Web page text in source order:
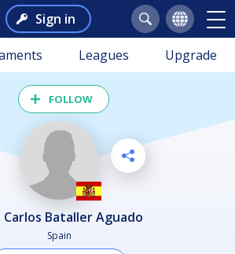
Sign in
Leagues Upgrade
FOLLOW
Carlos Bataller Aguado
Spain